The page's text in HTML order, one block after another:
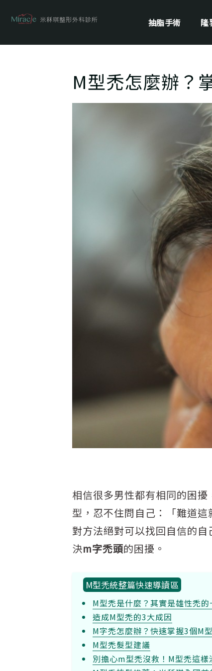
抽脂手術 隆
M型禿怎麼辦？
相信很多男性都有相同的困
型，忍不住問自己：「難道這
對方法絕對可以找回自信的
決m字禿頭的困擾。
M型禿統整篇快速導讀區
M型禿是什麼？其實是雄性禿的
造成M型禿的3大成因
M字禿怎麼辦？快速掌握3個M
M型禿髮型建議
別擔心m型禿沒救！M型禿這樣